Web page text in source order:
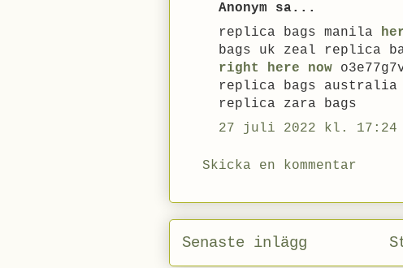
Anonym sa...
replica bags manila
bags uk zeal replica
right here now
replica bags australia
replica zara bags
27 juli 2022 kl. 17:24
Skicka en kommentar
Senaste inlägg